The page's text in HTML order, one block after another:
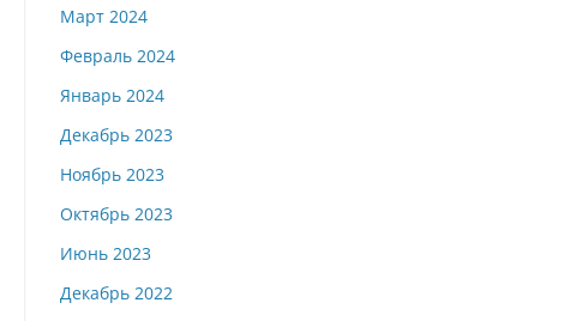
Март 2024
Февраль 2024
Январь 2024
Декабрь 2023
Ноябрь 2023
Октябрь 2023
Июнь 2023
Декабрь 2022